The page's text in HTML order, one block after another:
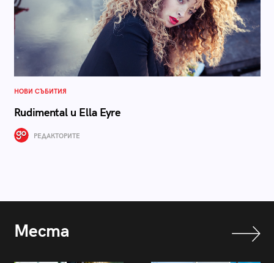
НОВИ СЪБИТИЯ
Rudimental и Ella Eyre
РЕДАКТОРИТЕ
Места